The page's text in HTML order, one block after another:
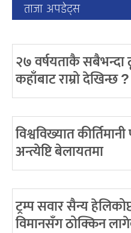
ताजा अपडेट्स
२७ वर्षयताकै सबैभन्दा
कहाँबाट राम्रो देखिन्छ ?
विश्वविख्यात कीर्तिमानी
अन्त्येष्टि बेलायतमा
ट्रम्प सवार सैन्य
विमानसँग ठोक्किन